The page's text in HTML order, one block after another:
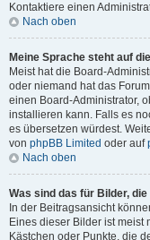
Kontaktiere einen
Nach oben
Meine Sprache steht auf
Meist hat die Board-
oder niemand hat das
einen Board-Administrator,
installieren kann. Falls es
es übersetzen würdest.
von phpBB Limited oder auf
Nach oben
Was sind das für Bilder,
In der Beitragsansicht
Eines dieser Bilder ist meist
Kästchen oder Punkte, die